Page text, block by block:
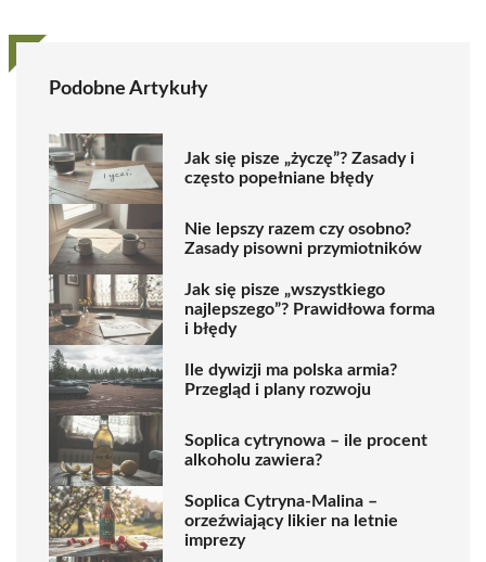
Podobne Artykuły
Jak się pisze „życzę”? Zasady i
często popełniane błędy
Nie lepszy razem czy osobno?
Zasady pisowni przymiotników
Jak się pisze „wszystkiego
najlepszego”? Prawidłowa forma
i błędy
Ile dywizji ma polska armia?
Przegląd i plany rozwoju
Soplica cytrynowa – ile procent
alkoholu zawiera?
Soplica Cytryna-Malina –
orzeźwiający likier na letnie
imprezy